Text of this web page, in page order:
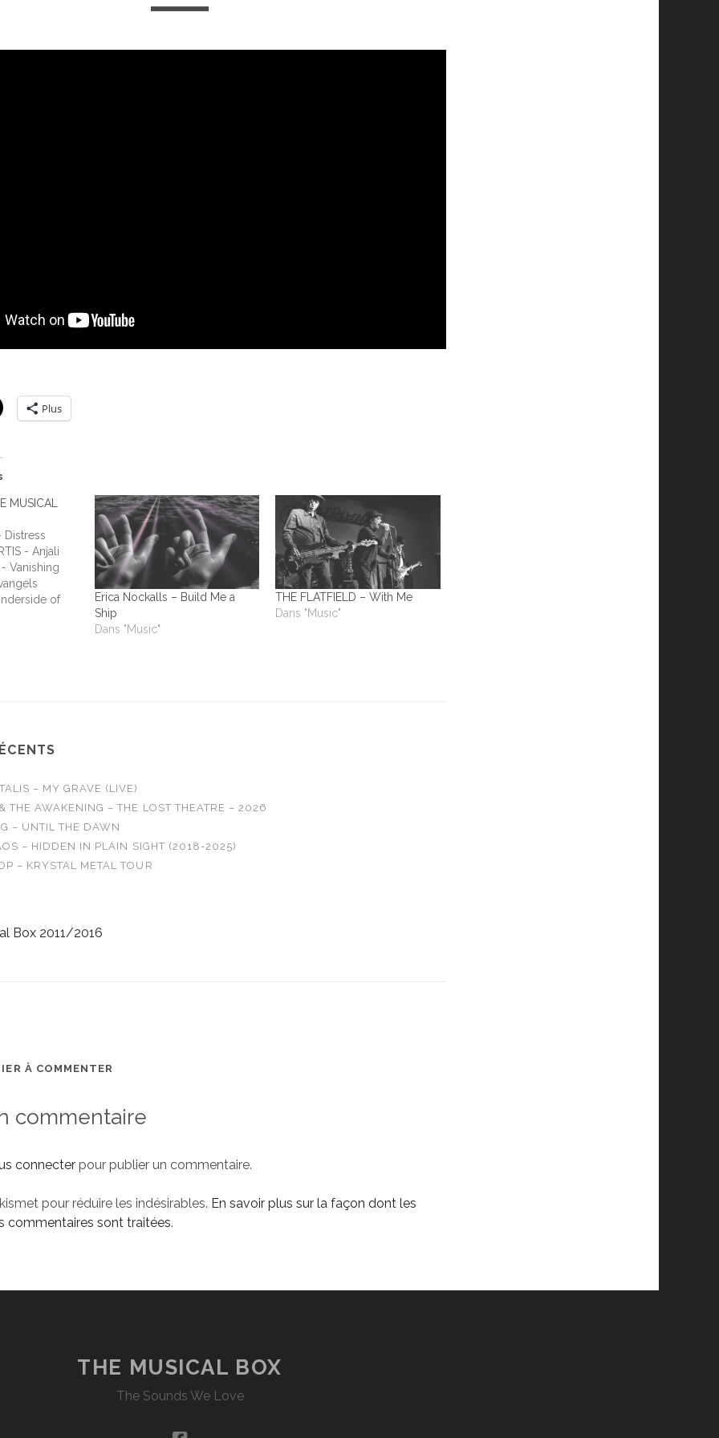
Plus
MUSICAL
Distress
- Anjali
- Vanishing
of
- This
Erica Nockalls – Build Me a
Ship
Dans "Music"
THE FLATFIELD – With Me
Dans "Music"
– MY GRAVE (LIVE)
THE AWAKENING – THE LOST THEATRE – 2026
– UNTIL THE DAWN
– HIDDEN IN PLAIN SIGHT (2018-2025)
– KRYSTAL METAL TOUR
Box 2011/2016
À COMMENTER
commentaire
connecterpour publier un commentaire.
pour réduire les indésirables. En savoir plus sur la façon dont les
commentaires sont traitées.
THE MUSICAL BOX
The Sounds We Love